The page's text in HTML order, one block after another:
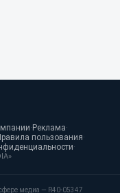
·Реклама·
пользования·
·
медиа — R40-05347